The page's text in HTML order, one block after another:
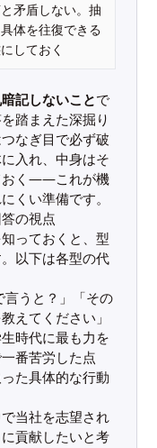
矛盾しない。抽
体を往復できる
しておく
記しないことで
踏まえた深掘り
なぎ目で必ず破
入れ、中身はそ
おく——これが機
くい準備です。
の視点
っておくと、型
以下は各型の代
言うと？」「その
えてください」
生時代に最も力を
番苦労した点
た具体的な行動
当社を志望され
貢献したいと考